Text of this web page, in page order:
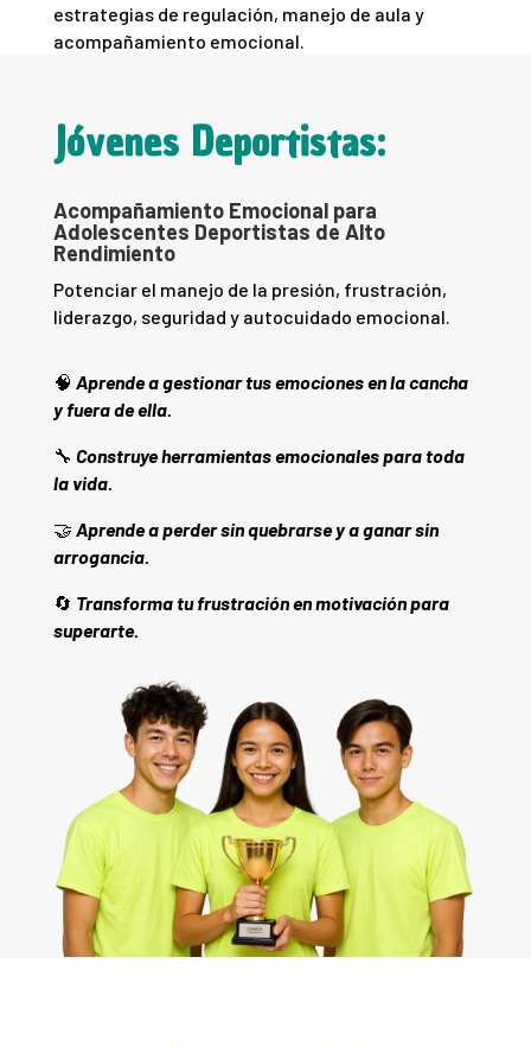
estrategias de regulación, manejo de aula y
acompañamiento emocional.
Jóvenes Deportistas:
Acompañamiento Emocional para
Adolescentes Deportistas de Alto
Rendimiento
Potenciar el manejo de la presión, frustración,
liderazgo, seguridad y autocuidado emocional.
🧠 Aprende a gestionar tus emociones en la cancha
y fuera de ella.
🔧 Construye herramientas emocionales para toda
la vida.
🤝 Aprende a perder sin quebrarse y a ganar sin
arrogancia.
🔄 Transforma tu frustración en motivación para
superarte.